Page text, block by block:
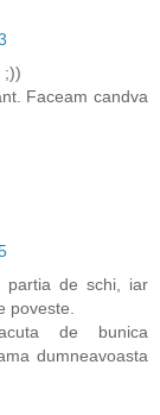
;))
Faceam candva
partia de schi, iar
poveste.
de bunica
dumneavoasta